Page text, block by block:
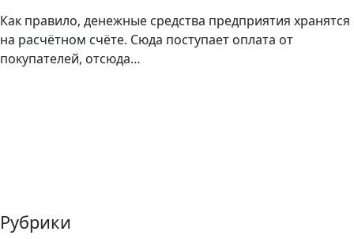
Как правило, денежные средства предприятия хранятся
на расчётном счёте. Сюда поступает оплата от
покупателей, отсюда…
Рубрики